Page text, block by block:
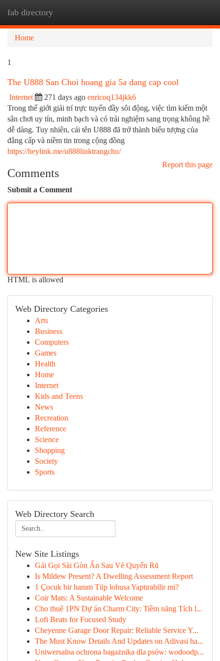
fab directory
Home
1
The U888 San Choi hoang gia 5a dang cap cool
Internet 271 days ago enricoq134jkk6
Trong thế giới giải trí trực tuyến đầy sôi động, việc tìm kiếm một
sân chơi uy tín, minh bạch và có trải nghiệm sang trọng không hề
dễ dàng. Tuy nhiên, cái tên U888 đã trở thành biểu tượng của
đẳng cấp và niềm tin trong cộng đồng
https://heylink.me/u888linktrangchu/
Report this page
Comments
Submit a Comment
HTML is allowed
Web Directory Categories
Arts
Business
Computers
Games
Health
Home
Internet
Kids and Teens
News
Recreation
Reference
Science
Shopping
Society
Sports
Web Directory Search
New Site Listings
Gái Gọi Sài Gòn Ẩn Sau Vẻ Quyến Rũ
Is Mildew Present? A Dwelling Assessment Report
1 Çocuk bir hanım Tüp lohusa Yaptırabilir mi?
Coir Mats: A Sustainable Welcome
Cho thuê 1PN Dự án Charm City: Tiềm năng Tích l...
Lofi Beats for Focused Study
Cheyenne Garage Door Repair: Reliable Service Y...
The Must Know Details And Updates on Adivasi ha...
Uniwersalna ochrona bagażnika dla psów: wodoodp...